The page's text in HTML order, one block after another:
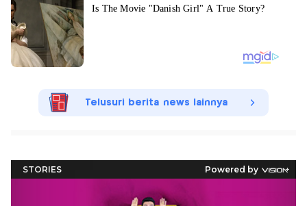
Telusuri berita news lainnya